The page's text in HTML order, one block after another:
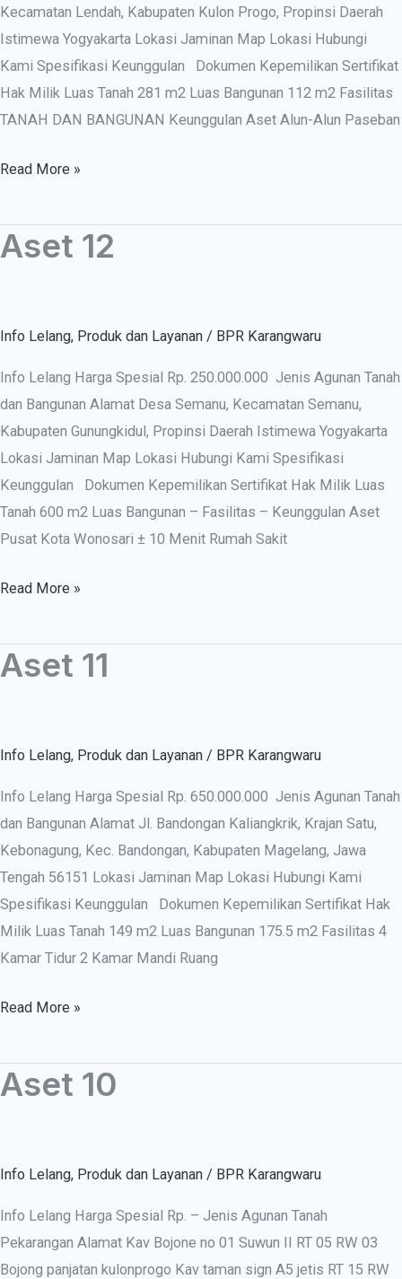
Kecamatan Lendah, Kabupaten Kulon Progo, Propinsi Daerah
Istimewa Yogyakarta Lokasi Jaminan Map Lokasi Hubungi
Kami Spesifikasi Keunggulan Dokumen Kepemilikan Sertifikat
Hak Milik Luas Tanah 281 m2 Luas Bangunan 112 m2 Fasilitas
TANAH DAN BANGUNAN Keunggulan Aset Alun-Alun Paseban
Read More »
Aset 12
Info Lelang, Produk dan Layanan / BPR Karangwaru
Info Lelang Harga Spesial Rp. 250.000.000 Jenis Agunan Tanah
dan Bangunan Alamat Desa Semanu, Kecamatan Semanu,
Kabupaten Gunungkidul, Propinsi Daerah Istimewa Yogyakarta
Lokasi Jaminan Map Lokasi Hubungi Kami Spesifikasi
Keunggulan Dokumen Kepemilikan Sertifikat Hak Milik Luas
Tanah 600 m2 Luas Bangunan – Fasilitas – Keunggulan Aset
Pusat Kota Wonosari ± 10 Menit Rumah Sakit
Aset
Read More »
Aset 11
Info Lelang, Produk dan Layanan / BPR Karangwaru
Info Lelang Harga Spesial Rp. 650.000.000 Jenis Agunan Tanah
dan Bangunan Alamat Jl. Bandongan Kaliangkrik, Krajan Satu,
Kebonagung, Kec. Bandongan, Kabupaten Magelang, Jawa
Tengah 56151 Lokasi Jaminan Map Lokasi Hubungi Kami
Spesifikasi Keunggulan Dokumen Kepemilikan Sertifikat Hak
Milik Luas Tanah 149 m2 Luas Bangunan 175.5 m2 Fasilitas 4
Kamar Tidur 2 Kamar Mandi Ruang
Aset
Read More »
Aset 10
Info Lelang, Produk dan Layanan / BPR Karangwaru
Info Lelang Harga Spesial Rp. – Jenis Agunan Tanah
Pekarangan Alamat Kav Bojone no 01 Suwun II RT 05 RW 03
Bojong panjatan kulonprogo Kav taman sign A5 jetis RT 15 RW
Aset